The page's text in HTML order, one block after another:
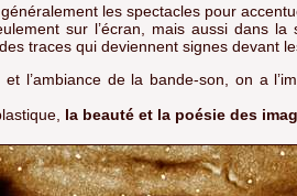
les spectacles pour
sur l’écran, mais aussi dans
traces qui deviennent signes devant
et l’ambiance de la bande-son, on a
la beauté et la poésie des